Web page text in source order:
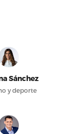
Sánchez
y deporte